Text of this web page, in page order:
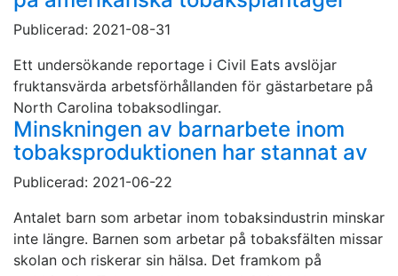
Publicerad: 2021-08-31
Ett undersökande reportage i Civil Eats avslöjar
fruktansvärda arbetsförhållanden för gästarbetare på
North Carolina tobaksodlingar.
Minskningen av barnarbete inom
tobaksproduktionen har stannat av
Publicerad: 2021-06-22
Antalet barn som arbetar inom tobaksindustrin minskar
inte längre. Barnen som arbetar på tobaksfälten missar
skolan och riskerar sin hälsa. Det framkom på